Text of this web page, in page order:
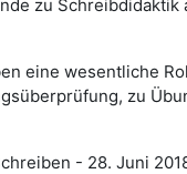
zu Schreibdidaktik
eine wesentliche
zu
- 28. Juni